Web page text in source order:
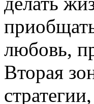
любовь,
Вторая